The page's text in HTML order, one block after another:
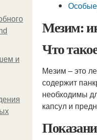
и
Особые
Мезим:
Что
Мезим – это
содержит
необходимы
капсул и